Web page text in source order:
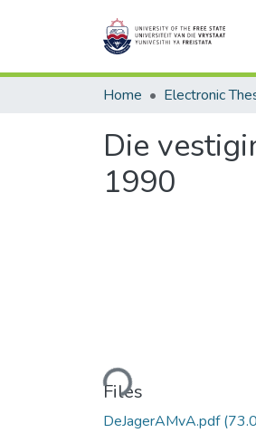
Home
Die
1990
Loading...
Files
DeJagerAMvA.pdf